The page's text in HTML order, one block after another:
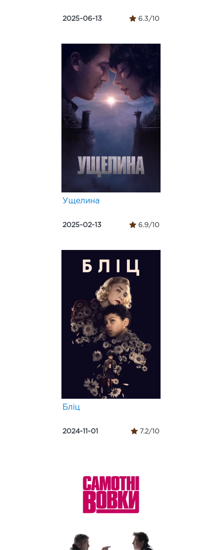
2025-06-13 6.3/10
Ущелина
2025-02-13 6.9/10
Бліц
2024-11-01 7.2/10